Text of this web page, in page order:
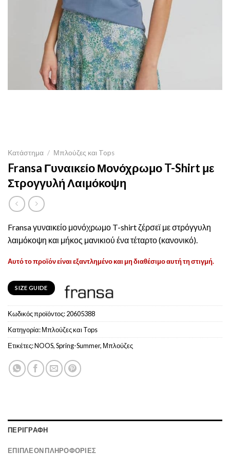
Κατάστημα / Μπλούζες και Tops
Fransa Γυναικείο Μονόχρωμο T-Shirt με
Στρογγυλή Λαιμόκοψη
Fransa γυναικείο μονόχρωμο T-shirt ζέρσεϊ με στρόγγυλη
λαιμόκοψη και μήκος μανικιού ένα τέταρτο (κανονικό).
Αυτό το προϊόν είναι εξαντλημένο και μη διαθέσιμο αυτή τη στιγμή.
SIZE GUIDE
Κωδικός προϊόντος:20605388
Κατηγορία:Μπλούζες και Tops
Ετικέτες:NOOS,Spring-Summer, Μπλούζες
ΠΕΡΙΓΡΑΦΉ
ΕΠΙΠΛΈΟΝ ΠΛΗΡΟΦΟΡΊΕΣ